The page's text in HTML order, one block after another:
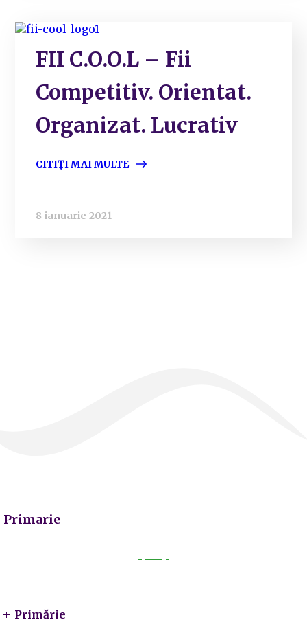
FII C.O.O.L – Fii
Competitiv. Orientat.
Organizat. Lucrativ
CITIȚI MAI MULTE
8 ianuarie 2021
Primarie
Primărie